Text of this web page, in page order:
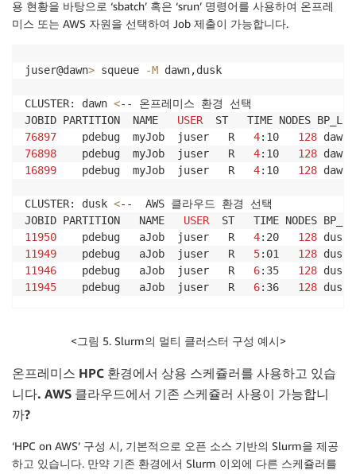
용 현황을 바탕으로 ‘sbatch’ 혹은 ‘srun’ 명령어를 사용하여 온프레
미스 또는 AWS 자원을 선택하여 Job 제출이 가능합니다.
juser@dawn> squeue -M dawn,dusk
CLUSTER: dawn <-- 온프레미스 환경 선택
JOBID PARTITION  NAME USER
ST   TIME NODES
76897
    pdebug  myJob  juser   R
4:10 128
76898
    pdebug  myJob  juser   R
4:10 128
16899
    pdebug  myJob  juser   R
4:10 128
CLUSTER: dusk <--  AWS 클라우드 환경 선택
JOBID PARTITION   NAME USER
ST   TIME NODES
11950
    pdebug   aJob  juser   R
4:20 128
11949
    pdebug   aJob  juser   R
5:01 128
11946
    pdebug   aJob  juser   R
6:35 128
11945
    pdebug   aJob  juser   R
6:36 128
<그림 5. Slurm의 멀티 클러스터 구성 예시>
온프레미스 HPC 환경에서 상용 스케쥴러를 사용하고 있습
니다. AWS 클라우드에서 기존 스케쥴러 사용이 가능합니
까?
‘HPC on AWS’ 구성 시, 기본적으로 오픈 소스 기반의 Slurm을 제공
하고 있습니다. 만약 기존 환경에서 Slurm 이외에 다른 스케쥴러를